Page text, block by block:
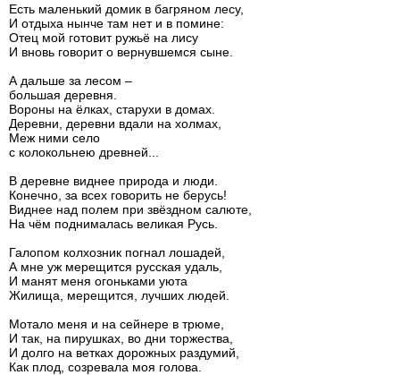
Есть маленький домик в багряном лесу,
И отдыха нынче там нет и в помине:
Отец мой готовит ружьё на лису
И вновь говорит о вернувшемся сыне.
А дальше за лесом –
большая деревня.
Вороны на ёлках, старухи в домах.
Деревни, деревни вдали на холмах,
Меж ними село
с колокольнею древней...
В деревне виднее природа и люди.
Конечно, за всех говорить не берусь!
Виднее над полем при звёздном салюте,
На чём поднималась великая Русь.
Галопом колхозник погнал лошадей,
А мне уж мерещится русская удаль,
И манят меня огоньками уюта
Жилища, мерещится, лучших людей.
Мотало меня и на сейнере в трюме,
И так, на пирушках, во дни торжества,
И долго на ветках дорожных раздумий,
Как плод, созревала моя голова.